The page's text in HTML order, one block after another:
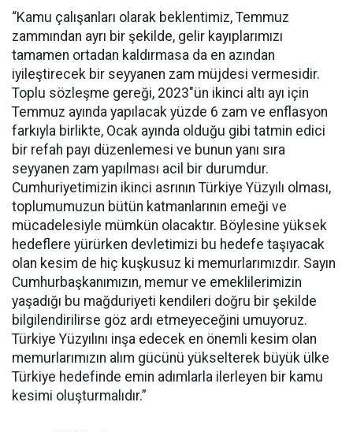
“Kamu çalışanları olarak beklentimiz, Temmuz
zammından ayrı bir şekilde, gelir kayıplarımızı
tamamen ortadan kaldırmasa da en azından
iyileştirecek bir seyyanen zam müjdesi vermesidir.
Toplu sözleşme gereği, 2023"ün ikinci altı ayı için
Temmuz ayında yapılacak yüzde 6 zam ve enflasyon
farkıyla birlikte, Ocak ayında olduğu gibi tatmin edici
bir refah payı düzenlemesi ve bunun yanı sıra
seyyanen zam yapılması acil bir durumdur.
Cumhuriyetimizin ikinci asrının Türkiye Yüzyılı olması,
toplumumuzun bütün katmanlarının emeği ve
mücadelesiyle mümkün olacaktır. Böylesine yüksek
hedeflere yürürken devletimizi bu hedefe taşıyacak
olan kesim de hiç kuşkusuz ki memurlarımızdır. Sayın
Cumhurbaşkanımızın, memur ve emeklilerimizin
yaşadığı bu mağduriyeti kendileri doğru bir şekilde
bilgilendirilirse göz ardı etmeyeceğini umuyoruz.
Türkiye Yüzyılını inşa edecek en önemli kesim olan
memurlarımızın alım gücünü yükselterek büyük ülke
Türkiye hedefinde emin adımlarla ilerleyen bir kamu
kesimi oluşturmalıdır.”